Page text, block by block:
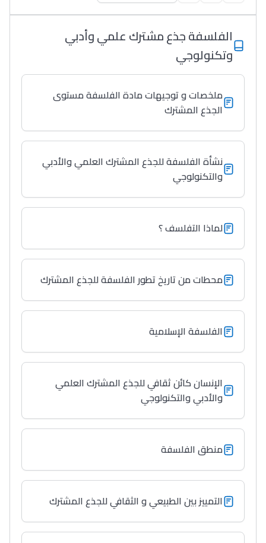
الفلسفة جذع مشترك علمي وأدبي
وتكنولوجي
ملخصات و توجيهات مادة الفلسفة مستوى
الجذع المشترك
نشأة الفلسفة للجذع المشترك العلمي والأدبي
والتكنولوجي
لماذا التفلسف ؟
محطات من تاريخ تطور الفلسفة للجذع المشترك
الفلسفة الإسلامية
الإنسان كائن ثقافي للجذع المشترك العلمي
والأدبي والتكنولوجي
منطق الفلسفة
التمييز بين الطبيعي و الثقافي للجذع المشترك